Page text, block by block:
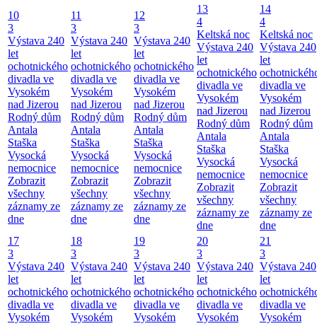
10
3
Výstava 240
let
ochotnického
divadla ve
Vysokém
nad Jizerou
Rodný dům
Antala
Staška
Vysocká
nemocnice
Zobrazit
všechny
záznamy ze
dne
11
3
Výstava 240
let
ochotnického
divadla ve
Vysokém
nad Jizerou
Rodný dům
Antala
Staška
Vysocká
nemocnice
Zobrazit
všechny
záznamy ze
dne
12
3
Výstava 240
let
ochotnického
divadla ve
Vysokém
nad Jizerou
Rodný dům
Antala
Staška
Vysocká
nemocnice
Zobrazit
všechny
záznamy ze
dne
13
4
Keltská noc
Výstava 240
let
ochotnického
divadla ve
Vysokém
nad Jizerou
Rodný dům
Antala
Staška
Vysocká
nemocnice
Zobrazit
všechny
záznamy ze
dne
14
4
Keltská noc
Výstava 240
let
divadla ve
Vysokém
nad Jizerou
Rodný dům
Antala
Staška
Vysocká
nemocnice
Zobrazit
všechny
záznamy ze
dne
17
3
Výstava 240
let
ochotnického
divadla ve
Vysokém
18
3
Výstava 240
let
ochotnického
divadla ve
Vysokém
19
3
Výstava 240
let
ochotnického
divadla ve
Vysokém
20
3
Výstava 240
let
ochotnického
divadla ve
Vysokém
21
3
Výstava 240
let
divadla ve
Vysokém